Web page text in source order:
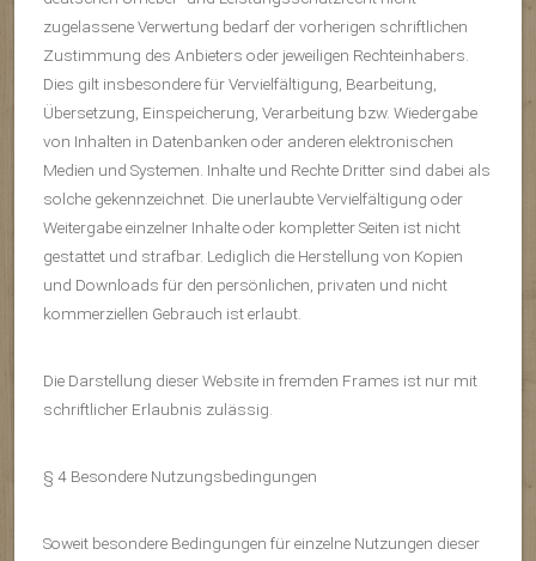
zugelassene Verwertung bedarf der vorherigen schriftlichen
Zustimmung des Anbieters oder jeweiligen Rechteinhabers.
Dies gilt insbesondere für Vervielfältigung, Bearbeitung,
Übersetzung, Einspeicherung, Verarbeitung bzw. Wiedergabe
von Inhalten in Datenbanken oder anderen elektronischen
Medien und Systemen. Inhalte und Rechte Dritter sind dabei als
solche gekennzeichnet. Die unerlaubte Vervielfältigung oder
Weitergabe einzelner Inhalte oder kompletter Seiten ist nicht
gestattet und strafbar. Lediglich die Herstellung von Kopien
und Downloads für den persönlichen, privaten und nicht
kommerziellen Gebrauch ist erlaubt.
Die Darstellung dieser Website in fremden Frames ist nur mit
schriftlicher Erlaubnis zulässig.
§ 4 Besondere Nutzungsbedingungen
Soweit besondere Bedingungen für einzelne Nutzungen dieser